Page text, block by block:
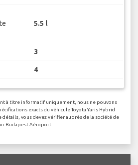
5.5 l
3
4
à titre informatif uniquement, nous ne pouvons
exacts du véhicule Toyota Yaris Hybrid
détails, vous devez vérifier auprès de la société de
Budapest Aéroport.